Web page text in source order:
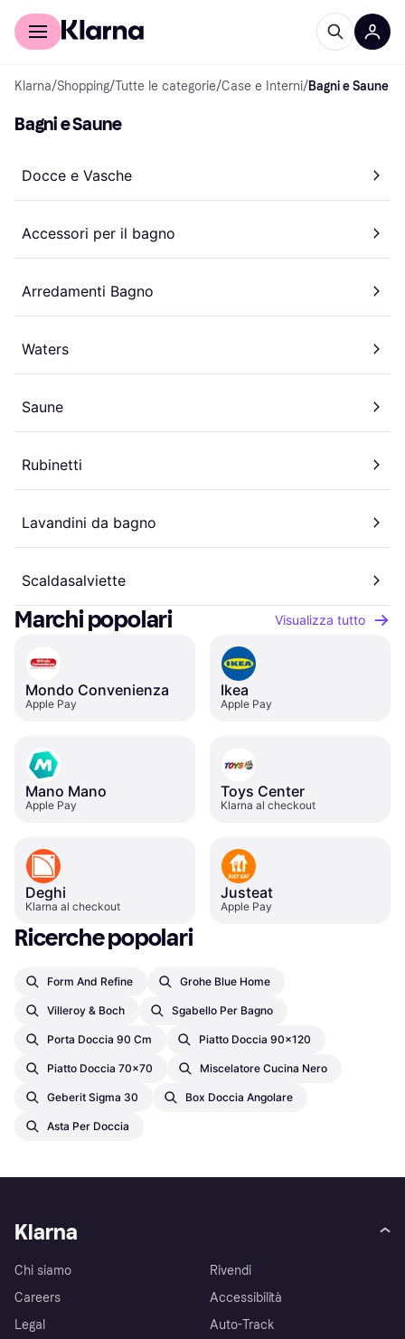
Per il tuo shopping
Klarna/Shopping/Tutte le categorie/Case e Interni/Bagni e Saune
Bagni e Saune
Docce e Vasche
Accessori per il bagno
Arredamenti Bagno
Waters
Saune
Rubinetti
Lavandini da bagno
Scaldasalviette
Marchi popolari Visualizza tutto
Mondo Convenienza
Apple Pay
Ikea
Apple Pay
Mano Mano
Apple Pay
Toys Center
Klarna al checkout
Deghi
Klarna al checkout
Justeat
Apple Pay
Ricerche popolari
Form And Refine Grohe Blue Home
Villeroy & Boch Sgabello Per Bagno
Porta Doccia 90 Cm Piatto Doccia 90x120
Piatto Doccia 70x70 Miscelatore Cucina Nero
Geberit Sigma 30 Box Doccia Angolare
Asta Per Doccia
Klarna
Chi siamo
Careers
Legal
Rivendi
Accessibilità
Auto-Track